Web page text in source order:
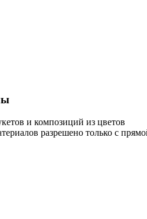
и композиций из цветов
разрешено только с